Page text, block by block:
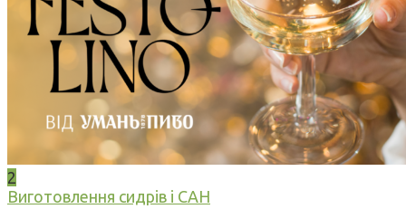
2
Виготовлення сидрів і САН